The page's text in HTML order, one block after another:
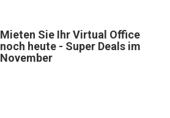
Mieten Sie Ihr Virtual Office
noch heute - Super Deals im
November